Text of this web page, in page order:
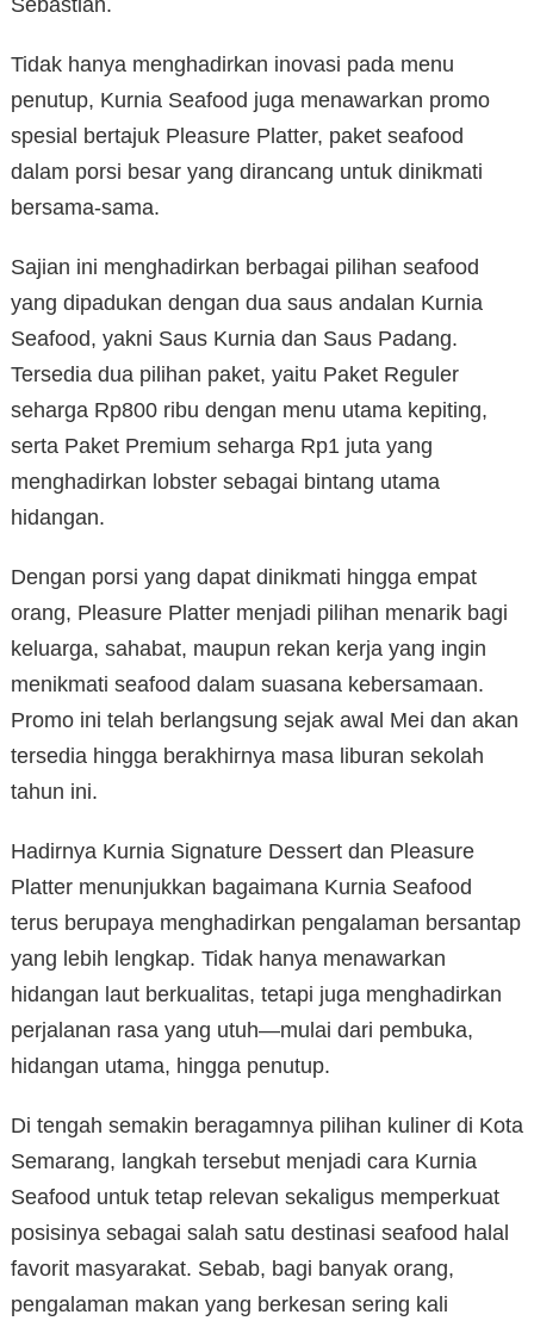
Sebastian.
Tidak hanya menghadirkan inovasi pada menu
penutup, Kurnia Seafood juga menawarkan promo
spesial bertajuk Pleasure Platter, paket seafood
dalam porsi besar yang dirancang untuk dinikmati
bersama-sama.
Sajian ini menghadirkan berbagai pilihan seafood
yang dipadukan dengan dua saus andalan Kurnia
Seafood, yakni Saus Kurnia dan Saus Padang.
Tersedia dua pilihan paket, yaitu Paket Reguler
seharga Rp800 ribu dengan menu utama kepiting,
serta Paket Premium seharga Rp1 juta yang
menghadirkan lobster sebagai bintang utama
hidangan.
Dengan porsi yang dapat dinikmati hingga empat
orang, Pleasure Platter menjadi pilihan menarik bagi
keluarga, sahabat, maupun rekan kerja yang ingin
menikmati seafood dalam suasana kebersamaan.
Promo ini telah berlangsung sejak awal Mei dan akan
tersedia hingga berakhirnya masa liburan sekolah
tahun ini.
Hadirnya Kurnia Signature Dessert dan Pleasure
Platter menunjukkan bagaimana Kurnia Seafood
terus berupaya menghadirkan pengalaman bersantap
yang lebih lengkap. Tidak hanya menawarkan
hidangan laut berkualitas, tetapi juga menghadirkan
perjalanan rasa yang utuh—mulai dari pembuka,
hidangan utama, hingga penutup.
Di tengah semakin beragamnya pilihan kuliner di Kota
Semarang, langkah tersebut menjadi cara Kurnia
Seafood untuk tetap relevan sekaligus memperkuat
posisinya sebagai salah satu destinasi seafood halal
favorit masyarakat. Sebab, bagi banyak orang,
pengalaman makan yang berkesan sering kali